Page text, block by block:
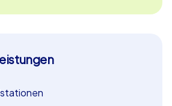
ein starkes Team wird!